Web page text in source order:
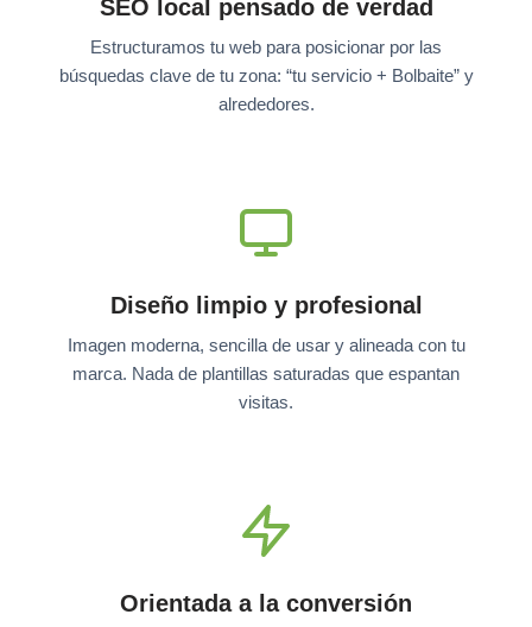
SEO local pensado de verdad
Estructuramos tu web para posicionar por las
búsquedas clave de tu zona: “tu servicio + Bolbaite” y
alrededores.
Diseño limpio y profesional
Imagen moderna, sencilla de usar y alineada con tu
marca. Nada de plantillas saturadas que espantan
visitas.
Orientada a la conversión